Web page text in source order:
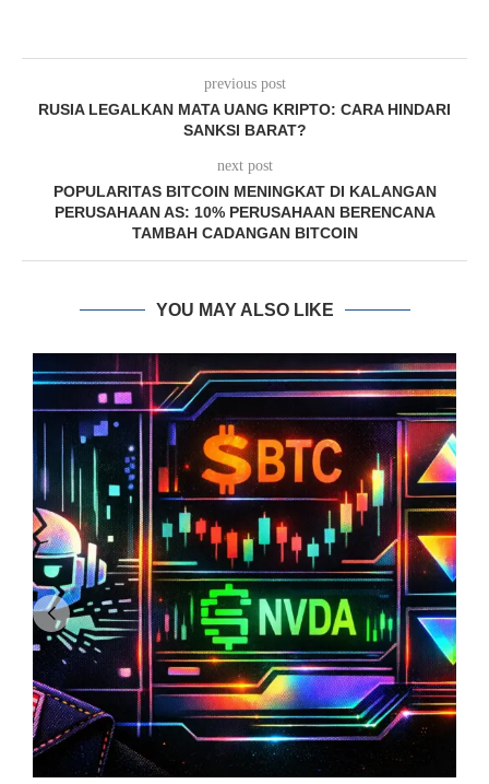
previous post
RUSIA LEGALKAN MATA UANG KRIPTO: CARA HINDARI
SANKSI BARAT?
next post
POPULARITAS BITCOIN MENINGKAT DI KALANGAN
PERUSAHAAN AS: 10% PERUSAHAAN BERENCANA
TAMBAH CADANGAN BITCOIN
YOU MAY ALSO LIKE